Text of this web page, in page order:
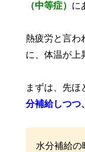
（中等症） に
熱疲労と言わ
に、体温が上
まずは、先ほ
分補給しつつ
水分補給の